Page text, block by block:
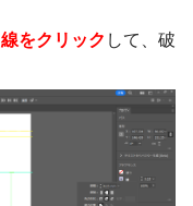
線をクリック して、破